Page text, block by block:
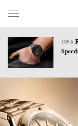
content
TOP 5